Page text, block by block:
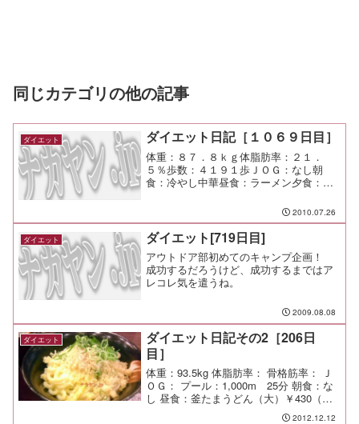
同じカテゴリの他の記事
ダイエット ダイエット日記［１０６９日目］
体重：８７．８ｋｇ体脂肪率：２１．
５％歩数：４１９１歩ＪＯＧ：なし朝
食：冷やし中華昼食：ラーメン夕食：宅
ームリゾット、モヤシのナムル、その他
もろもろ
2010.07.26
ダイエット ダイエット[719日目]
アウトドア部初めてのキャンプ企画！
成功するだろうけど、成功するまではア
レコレ気を遣うね。
2009.08.08
ダイエット
ダイエット日記その2［206日
目］
体重：93.5kg 体脂肪率： 骨格筋率： Ｊ
ＯＧ： プール：1,000m 25分 朝食：な
し 昼食：釜たまうどん（大）￥430（麦
まる＠YBP） 夕食： 間食： メモ：2012.12.12